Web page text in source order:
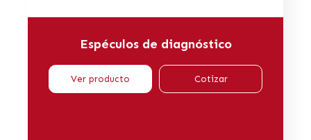
Espéculos de diagnóstico
Ver producto Cotizar